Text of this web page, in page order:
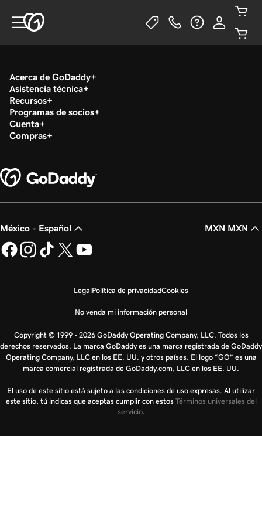
Acerca de GoDaddy
Asistencia técnica
Recursos
Programas de socios
Cuenta
Compras
México - Español MXN MXN
LegalPolítica de privacidadCookies
No venda mi información personal
Copyright © 1999 - 2026 GoDaddy Operating Company, LLC. Todos los
derechos reservados. La marca GoDaddy es una marca registrada de GoDaddy
Operating Company, LLC en los EE. UU. y otros países. El logo “GO” es una
marca comercial registrada de GoDaddy.com, LLC en los EE. UU.
El uso de este sitio está sujeto a las condiciones de uso expresas. Al utilizar
este sitio, tú indicas que aceptas cumplir con estos Términos universales del
servicio.